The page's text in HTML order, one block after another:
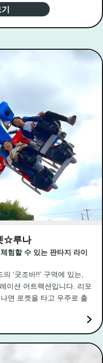
☆루나
험할 수 있는 판타지 라이
‘굿조바!!’ 구역에 있는,
이션 어트랙션입니다. 리포
면 로켓을 타고 우주로 출